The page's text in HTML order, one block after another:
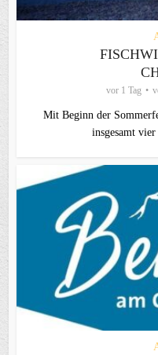
vor 1 Tag
Mit Beginn der
insgesamt vier